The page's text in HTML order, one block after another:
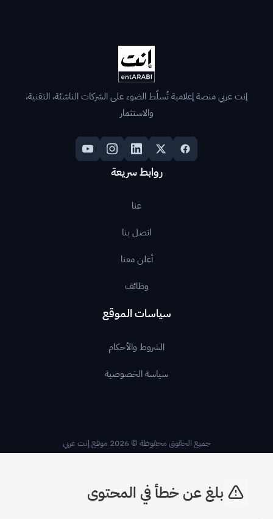
إنت عربي منصة إعلامية تُسلّط الضوء على الشركات الناشئة، التقنية،
والاستثمار
روابط سريعة
عنا
اتصل بنا
أعلن معنا
وظائف
سياسات الموقع
الشروط والأحكام
سياسة الخصوصية
جميع الحقوق محفوظة © 2026 موقع إنت عربي
بلغ عن خطأ في المحتوى